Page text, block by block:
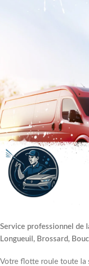
Service professionnel de
Longueuil, Brossard,
Votre flotte roule toute la